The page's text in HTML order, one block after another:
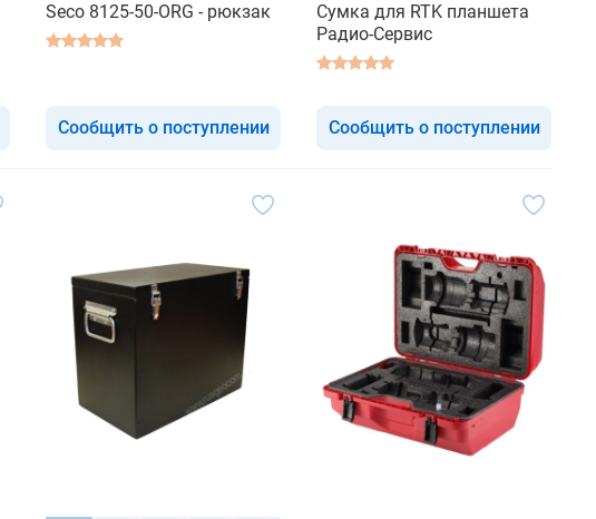
Seco 8125-50-ORG - рюкзак
Сообщить о поступлении
Сумка для RTK планшета
Радио-Сервис
Сообщить о поступлении